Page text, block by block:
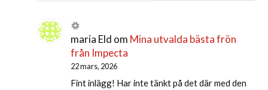
maria Eld om Mina utvalda bästa frön
från Impecta
22 mars, 2026
Fint inlägg! Har inte tänkt på det där med den